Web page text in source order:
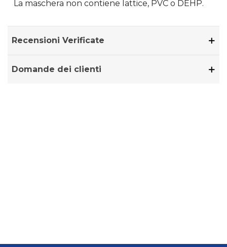
La maschera non contiene lattice, PVC o DEHP.
Recensioni Verificate
Domande dei clienti